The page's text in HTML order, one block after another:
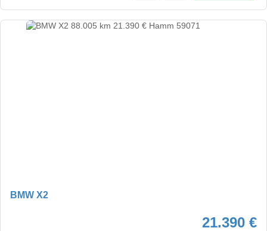
BMW X2
21.390 €